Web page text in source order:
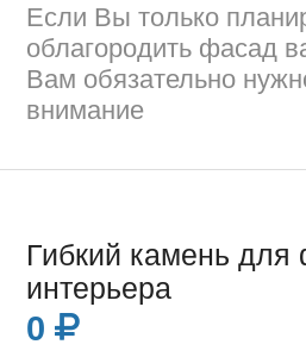
Если Вы только
облагородить фасад
Вам обязательно
внимание
Гибкий камень для
интерьера
0